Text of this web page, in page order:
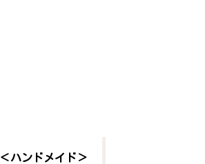
＜ハンドメイド＞